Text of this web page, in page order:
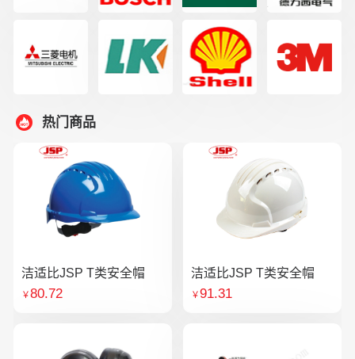
热门商品
洁适比JSP T类安全帽
￥80.72
洁适比JSP T类安全帽
￥91.31